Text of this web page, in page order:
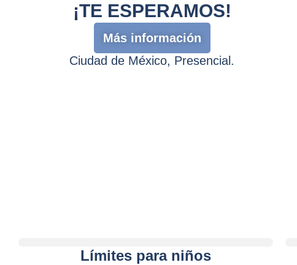
¡TE ESPERAMOS!
Más información
Ciudad de México, Presencial.
Límites para niños